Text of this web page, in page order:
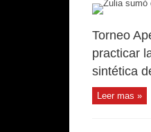
Torneo
practicar
sintética
Leer mas »